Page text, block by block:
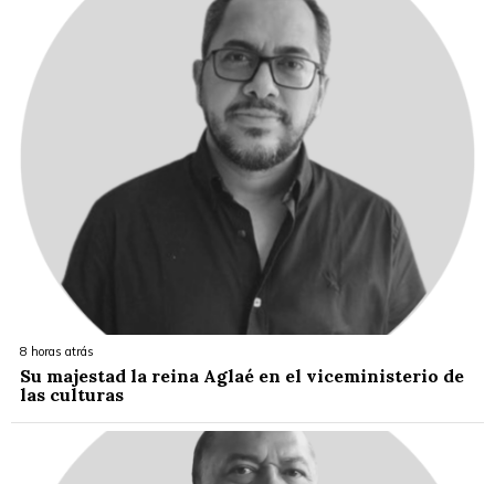
8 horas atrás
Su majestad la reina Aglaé en el viceministerio de
las culturas